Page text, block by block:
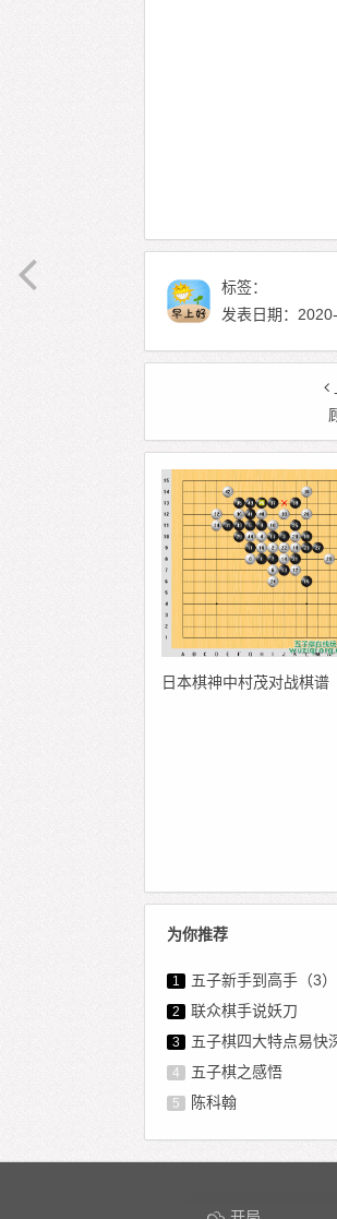
标签：
发表日期：
日本棋神中村茂对战棋谱
为你推荐
1 五子新手到高手（3
2 联众棋手说妖刀
3 五子棋四大特点易快
4 五子棋之感悟
5 陈科翰